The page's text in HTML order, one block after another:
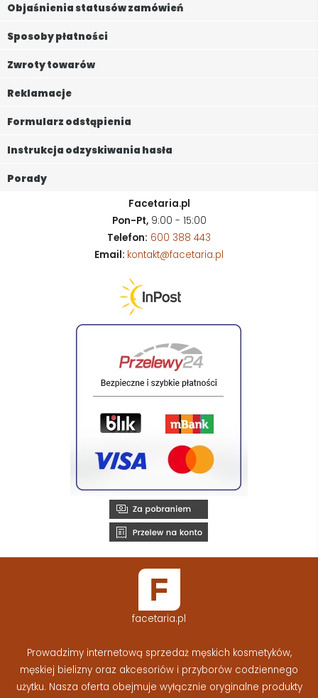
Objaśnienia statusów zamówień
Sposoby płatności
Zwroty towarów
Reklamacje
Formularz odstąpienia
Instrukcja odzyskiwania hasła
Porady
Facetaria.pl
Pon-Pt,9:00 - 15:00
Telefon: 600 388 443
Email: kontakt@facetaria.pl
facetaria.pl
Prowadzimy internetową sprzedaż męskich kosmetyków,
męskiej bielizny oraz akcesoriów i przyborów codziennego
użytku. Nasza oferta obejmuje wyłącznie oryginalne produkty